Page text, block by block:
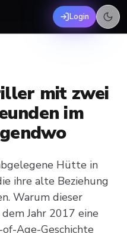
Login
mit zwei
im
Hütte in
ihre alte Beziehung
Warum dieser
Jahr 2017 eine
Age-Geschichte